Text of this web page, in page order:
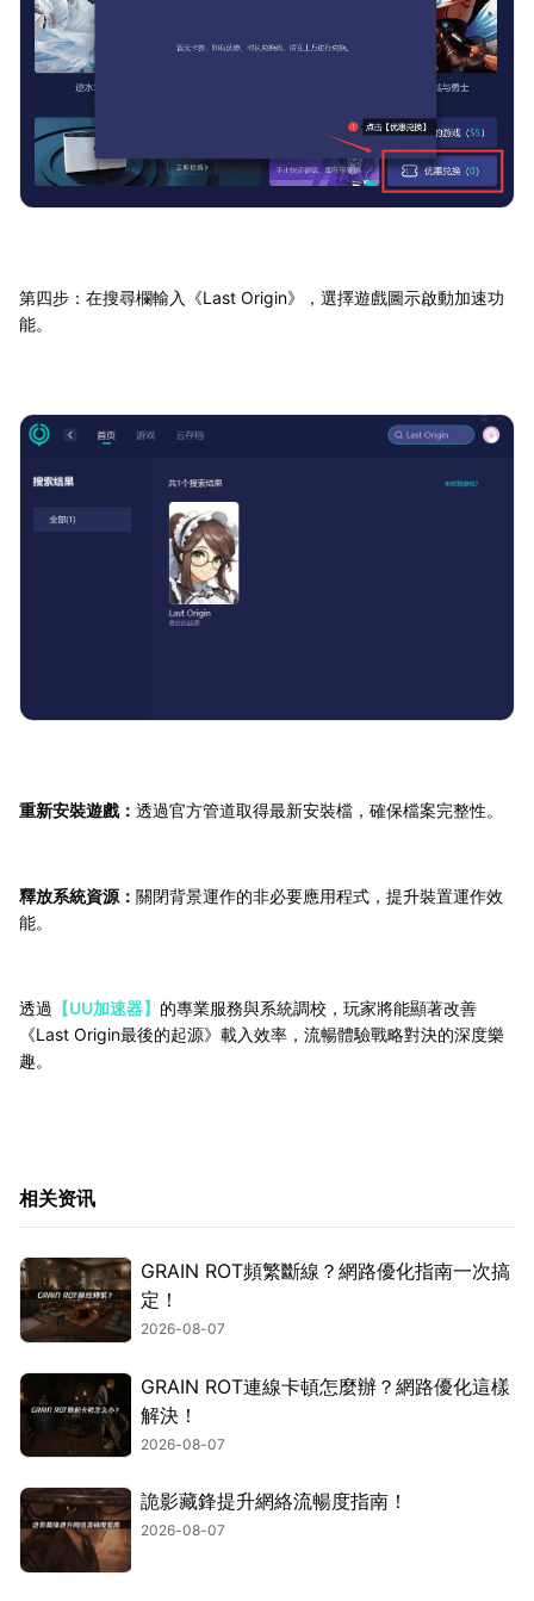
第四步：在搜尋欄輸入《Last Origin》，選擇遊戲圖示啟動加速功
能。
重新安裝遊戲： 透過官方管道取得最新安裝檔，確保檔案完整性。
釋放系統資源： 關閉背景運作的非必要應用程式，提升裝置運作效
能。
透過 【UU加速器】 的專業服務與系統調校，玩家將能顯著改善
《Last Origin最後的起源》載入效率，流暢體驗戰略對決的深度樂
趣。
相关资讯
GRAIN ROT頻繁斷線？網路優化指南一次搞
定！
2026-08-07
GRAIN ROT連線卡頓怎麼辦？網路優化這樣
解決！
2026-08-07
詭影藏鋒提升網絡流暢度指南！
2026-08-07